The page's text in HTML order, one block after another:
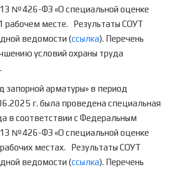
№426-ФЗ «О специальной оценке
рабочем месте. Результаты СОУТ
ведомости (ссылка). Перечень
условий охраны труда
запорной арматуры» в период
г. была проведена специальная
в соответствии с Федеральным
№426-ФЗ «О специальной оценке
местах. Результаты СОУТ
ведомости (ссылка). Перечень